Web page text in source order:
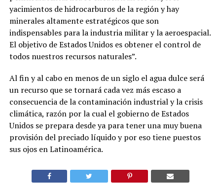
yacimientos de hidrocarburos de la región y hay
minerales altamente estratégicos que son
indispensables para la industria militar y la aeroespacial.
El objetivo de Estados Unidos es obtener el control de
todos nuestros recursos naturales”.
Al fin y al cabo en menos de un siglo el agua dulce será
un recurso que se tornará cada vez más escaso a
consecuencia de la contaminación industrial y la crisis
climática, razón por la cual el gobierno de Estados
Unidos se prepara desde ya para tener una muy buena
provisión del preciado líquido y por eso tiene puestos
sus ojos en Latinoamérica.